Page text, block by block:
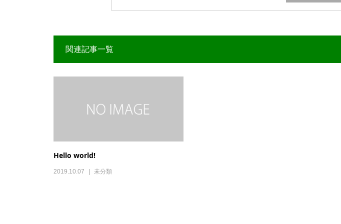
関連記事一覧
Hello world!
2019.10.07 未分類